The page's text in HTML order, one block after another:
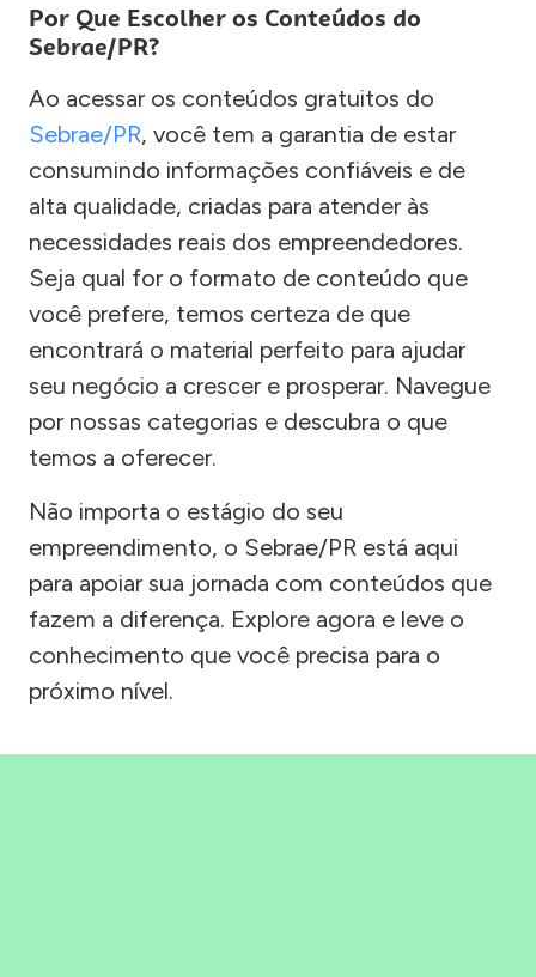
Por Que Escolher os Conteúdos do
Sebrae/PR?
Ao acessar os conteúdos gratuitos do
Sebrae/PR, você tem a garantia de estar
consumindo informações confiáveis e de
alta qualidade, criadas para atender às
necessidades reais dos empreendedores.
Seja qual for o formato de conteúdo que
você prefere, temos certeza de que
encontrará o material perfeito para ajudar
seu negócio a crescer e prosperar. Navegue
por nossas categorias e descubra o que
temos a oferecer.
Não importa o estágio do seu
empreendimento, o Sebrae/PR está aqui
para apoiar sua jornada com conteúdos que
fazem a diferença. Explore agora e leve o
conhecimento que você precisa para o
próximo nível.